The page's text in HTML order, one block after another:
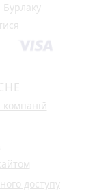
Бурлаку
доступу